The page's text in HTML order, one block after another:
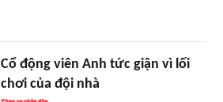
Cổ động viên Anh tức giận vì lối
chơi của đội nhà